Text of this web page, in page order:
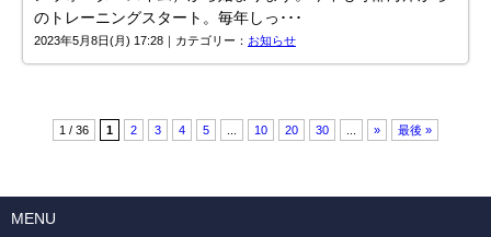
のトレーニングスタート。毎年しっ･･･
2023年5月8日(月) 17:28｜カテゴリー： お知らせ
1 / 36 1 2 3 4 5 10 20 30 » 最後 »
MENU